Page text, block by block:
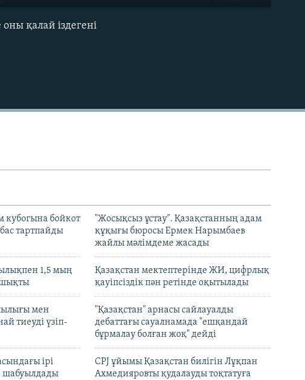
қалай іздегені
кубогына бойкот
тартпайды
"Жосықсыз ұстау". Қазақстанның адам
құқығы бюросы Ермек Нарымбаев
жайлы мәлімдеме жасады
1,5 мың
шықты
Қазақстан мектептерінде ЖИ, цифрлық
қауіпсіздік пән ретінде оқытылады
мен
тиеуді үзіп-
"Қазақстан" арнасы сайлауалды
дебаттағы сауалнамада "ешқандай
бұрмалау болған жоқ" дейді
ірі
шабуылдады
CPJ ұйымы Қазақстан билігін Лұқпан
Ахмедияровты қудалауды тоқтатуға